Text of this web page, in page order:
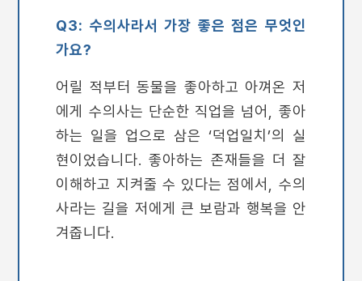
Q3: 수의사라서 가장 좋은 점은 무엇인
가요?
어릴 적부터 동물을 좋아하고 아껴온 저
에게 수의사는 단순한 직업을 넘어, 좋아
하는 일을 업으로 삼은 ‘덕업일치’의 실
현이었습니다. 좋아하는 존재들을 더 잘
이해하고 지켜줄 수 있다는 점에서, 수의
사라는 길을 저에게 큰 보람과 행복을 안
겨줍니다.